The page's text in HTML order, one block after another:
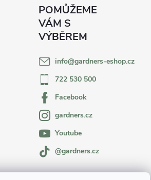
info@gardners-eshop.cz
722 530 500
Facebook
gardners.cz
Youtube
@gardners.cz